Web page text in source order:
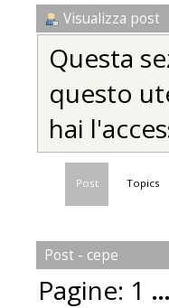
Visualizza post
Questa
questo
hai
Post Topics
Post - cepe
Pagine: 1 ...